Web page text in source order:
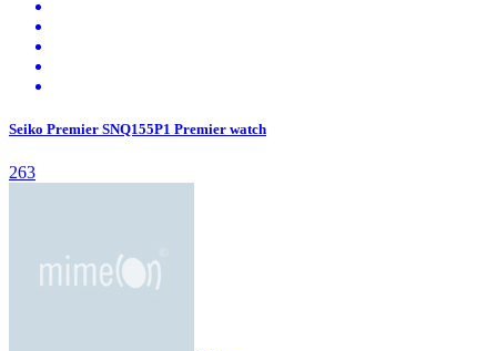
Seiko Premier SNQ155P1 Premier watch
263